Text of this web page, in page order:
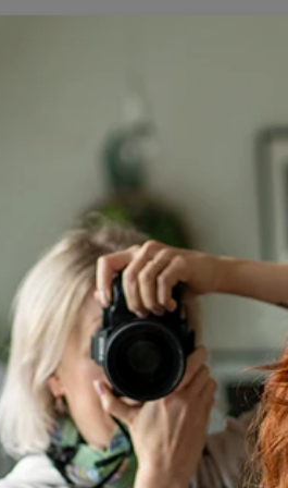
LIVRAISON GRATUITE À PARTIR DE 60€
dont
à
avec les
plus. Motifs
de nébuleuse
Découvrez-les
votre
0 item